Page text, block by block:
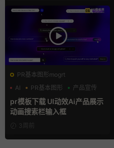
PR基本图形mogrt
AI
PR基本图形 产品宣传
pr模板下载 UI动效Ai产品展示
动画搜索栏输入框
3周前